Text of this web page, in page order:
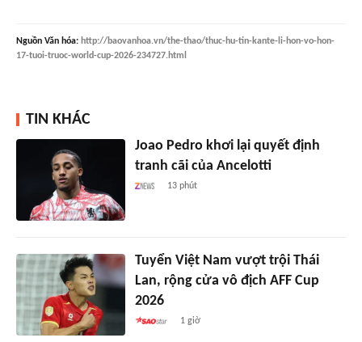
Nguồn Văn hóa: http://baovanhoa.vn/the-thao/thuc-hu-tin-kante-li-hon-vo-hon-
17-tuoi-truoc-world-cup-2026-234727.html
TIN KHÁC
Joao Pedro khơi lại quyết định
tranh cãi của Ancelotti
13 phút
Tuyển Việt Nam vượt trội Thái
Lan, rộng cửa vô địch AFF Cup
2026
1 giờ